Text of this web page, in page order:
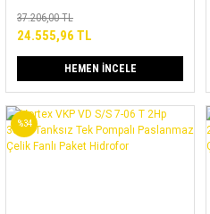
37.206,00 TL
24.555,96 TL
HEMEN İNCELE
%34